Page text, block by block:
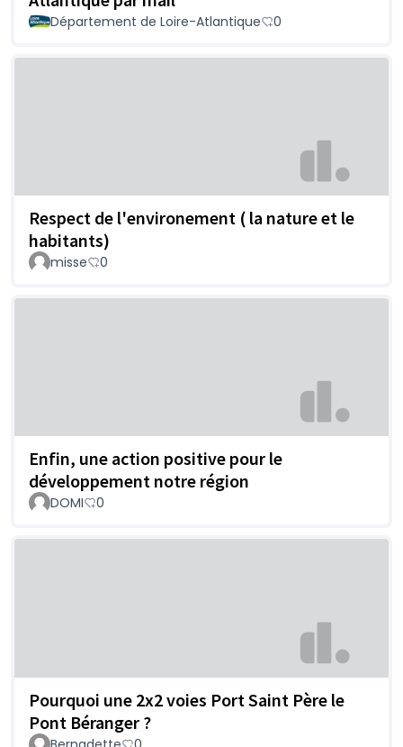
Département de Loire-Atlantique 0
Respect de l'environement ( la nature et le
habitants)
misse 0
Enfin, une action positive pour le
développement notre région
DOMI 0
Pourquoi une 2x2 voies Port Saint Père le
Pont Béranger ?